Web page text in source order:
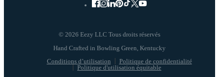
© 2026 Eezy LLC Tous droits réservés
Conditions d’utilisation
Politique de confidentialité
Politique d'utilisation équitable